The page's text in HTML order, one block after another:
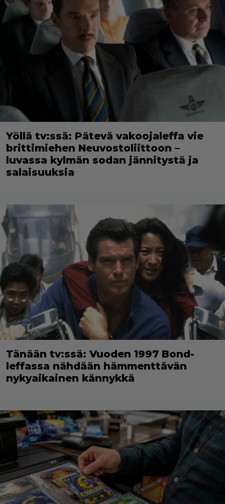
Yöllä tv:ssä: Pätevä vakoojaleffa vie
brittimiehen Neuvostoliittoon –
luvassa kylmän sodan jännitystä ja
salaisuuksia
Tänään tv:ssä: Vuoden 1997 Bond-
leffassa nähdään hämmenttävän
nykyaikainen kännykkä